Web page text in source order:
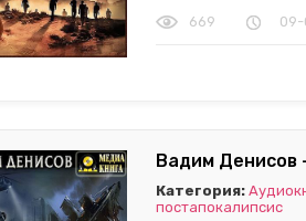
669
Вадим Денисов
Категория:
постапокалипсис